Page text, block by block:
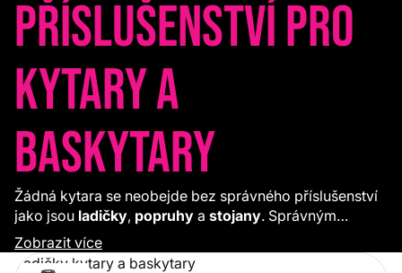
Příslušenství pro
kytary a
baskytary
Žádná kytara se neobejde bez správného příslušenství
jako jsou ladičky, popruhy a stojany. Správným
návykům vás naučí kytarový
nástroje se postarákosmetická sada.
Zobrazit více
Ladičky kytary a baskytary